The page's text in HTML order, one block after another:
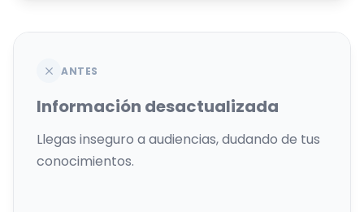
ANTES
Información desactualizada
Llegas inseguro a audiencias, dudando de tus
conocimientos.